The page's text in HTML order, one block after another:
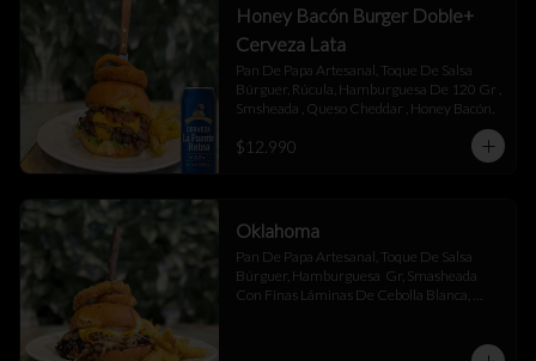
Honey Bacón Burger Doble+
Cerveza Lata
Pan De Papa Artesanal, Toque De Salsa
Búrguer, Rúcula, Hamburguesa De 120 Gr ,
Smsheada , Queso Cheddar , Honey Bacón.
$12.990
Oklahoma
Pan De Papa Artesanal, Toque De Salsa
Búrguer, Hamburguesa  Gr, Smasheada
Con Finas Láminas De Cebolla Blanca,